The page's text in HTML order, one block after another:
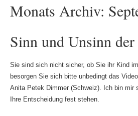
Monats Archiv:
Sinn und Unsinn
Sie sind sich nicht sicher, ob Sie ihr Kind
besorgen Sie sich bitte unbedingt das
Anita Petek Dimmer (Schweiz). Ich bin mir
Ihre Entscheidung fest stehen.